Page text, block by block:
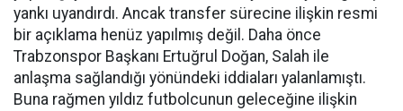
yankı uyandırdı. Ancak transfer sürecine ilişkin resmi
bir açıklama henüz yapılmış değil. Daha önce
Trabzonspor Başkanı Ertuğrul Doğan, Salah ile
anlaşma sağlandığı yönündeki iddiaları yalanlamıştı.
Buna rağmen yıldız futbolcunun geleceğine ilişkin